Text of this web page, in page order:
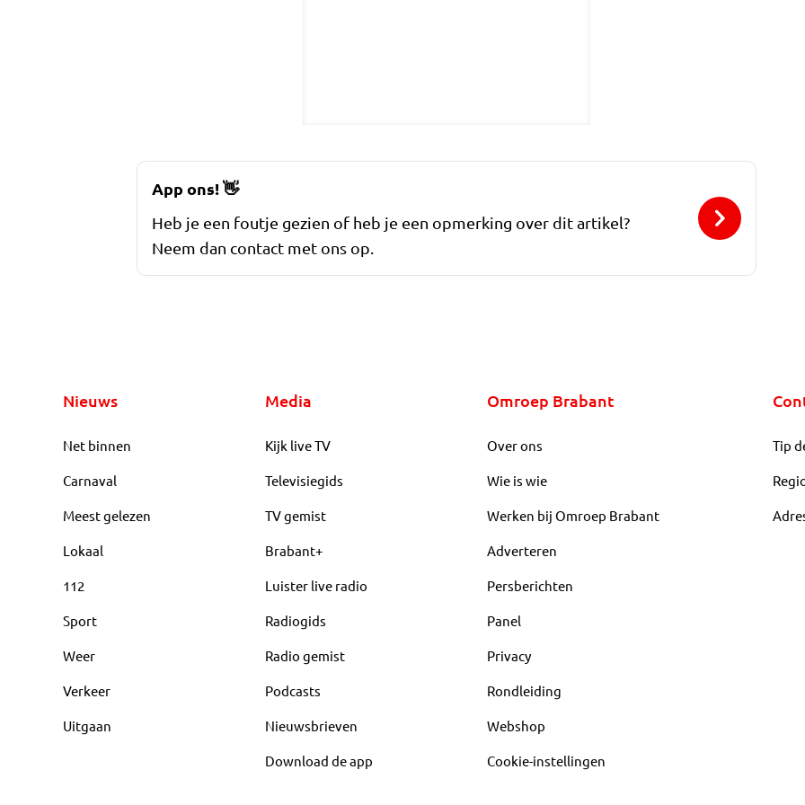
App ons!👋
Heb je een foutje gezien of heb je een opmerking over dit artikel?
Neem dan contact met ons op.
Nieuws
Net binnen
Carnaval
Meest gelezen
Lokaal
112
Sport
Weer
Verkeer
Uitgaan
Media
Kijk live TV
Televisiegids
TV gemist
Brabant+
Luister live radio
Radiogids
Radio gemist
Podcasts
Nieuwsbrieven
Download de app
Omroep Brabant
Over ons
Wie is wie
Werken bij Omroep Brabant
Adverteren
Persberichten
Panel
Privacy
Rondleiding
Webshop
Cookie-instellingen
Tip